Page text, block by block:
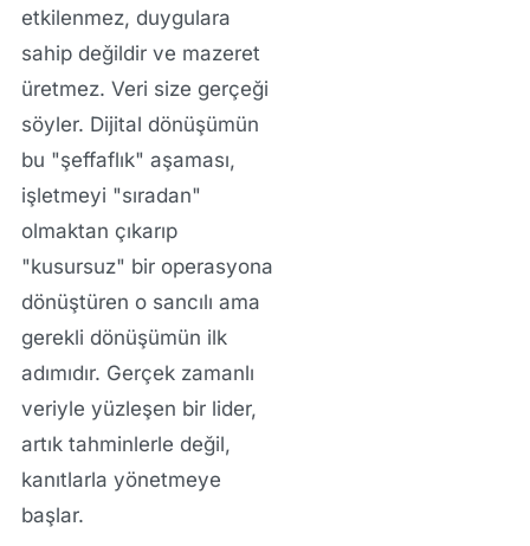
etkilenmez, duygulara
sahip değildir ve mazeret
üretmez. Veri size gerçeği
söyler. Dijital dönüşümün
bu "şeffaflık" aşaması,
işletmeyi "sıradan"
olmaktan çıkarıp
"kusursuz" bir operasyona
dönüştüren o sancılı ama
gerekli dönüşümün ilk
adımıdır. Gerçek zamanlı
veriyle yüzleşen bir lider,
artık tahminlerle değil,
kanıtlarla yönetmeye
başlar.